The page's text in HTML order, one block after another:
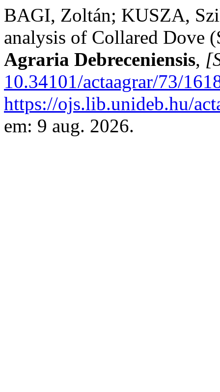
BAGI, Zoltán; KUSZA,
analysis of Collared Dove
Agraria Debreceniensis,
10.34101/actaagrar/73/
https://ojs.lib.unideb.hu/
em: 9 aug. 2026.